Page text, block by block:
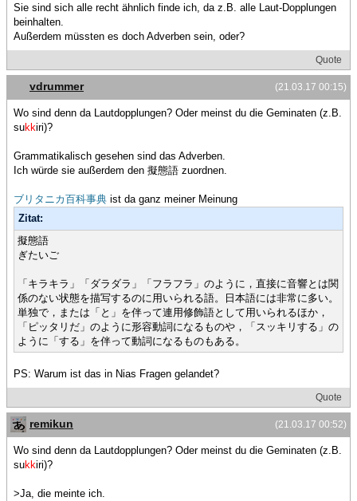
Sie sind sich alle recht ähnlich finde ich, da z.B. alle Laut-Dopplungen
beinhalten.
Außerdem müssten es doch Adverben sein, oder?
Quote
(21.03.17 00:15)
vdrummer
Wo sind denn da Lautdopplungen? Oder meinst du die Geminaten (z.B.
sukkiri)?
Grammatikalisch gesehen sind das Adverben.
Ich würde sie außerdem den 擬態語 zuordnen.
ブリタニカ百科事典 ist da ganz meiner Meinung
Zitat:
擬態語
ぎたいご
「キラキラ」「ダラダラ」「フラフラ」のように，直接に音響とは関
係のない状態を描写するのに用いられる語。日本語には非常に多い。
単独で，または「と」を伴って連用修飾語として用いられるほか，
「ピッタリだ」のように形容動詞になるものや，「スッキリする」の
ように「する」を伴って動詞になるものもある。
PS: Warum ist das in Nias Fragen gelandet?
Quote
(21.03.17 00:52)
remikun
Wo sind denn da Lautdopplungen? Oder meinst du die Geminaten (z.B.
sukkiri)?
>Ja, die meinte ich.